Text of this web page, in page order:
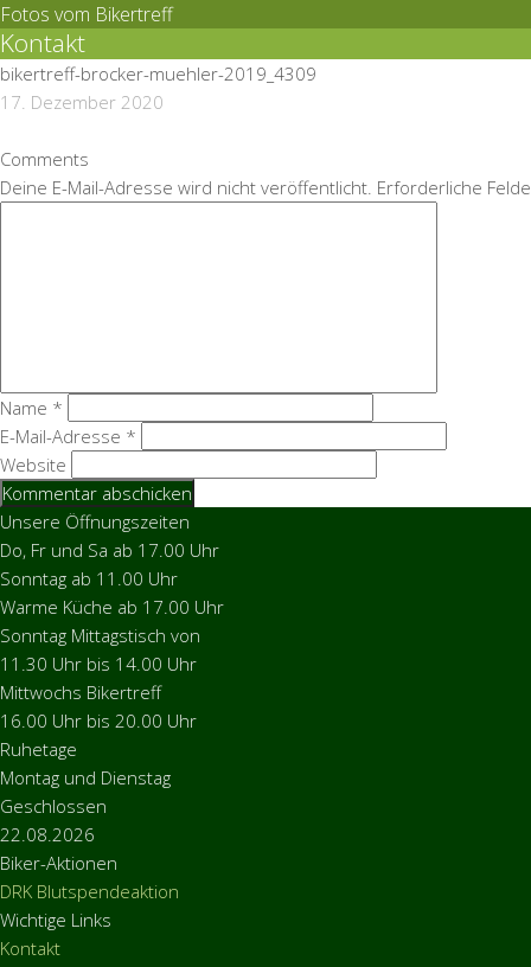
Fotos vom Bikertreff
Kontakt
bikertreff-brocker-muehler-2019_4309
17. Dezember 2020
Comments
Deine E-Mail-Adresse wird nicht veröffentlicht. Erforderliche
Name *
E-Mail-Adresse *
Website
Unsere Öffnungszeiten
Do, Fr und Sa ab 17.00 Uhr
Sonntag ab 11.00 Uhr
Warme Küche ab 17.00 Uhr
Sonntag Mittagstisch von
11.30 Uhr bis 14.00 Uhr
Mittwochs Bikertreff
16.00 Uhr bis 20.00 Uhr
Ruhetage
Montag und Dienstag
Geschlossen
22.08.2026
Biker-Aktionen
DRK Blutspendeaktion
Wichtige Links
Kontakt